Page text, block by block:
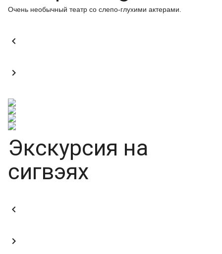
Очень необычный театр со слепо-глухими актерами.


Экскурсия на
сигвэях

